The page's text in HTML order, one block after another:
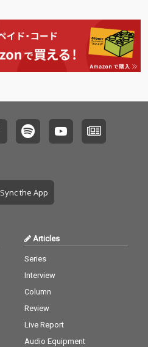
Sync the App
Articles
Series
Interview
Column
Review
Live Report
Audio Equipment